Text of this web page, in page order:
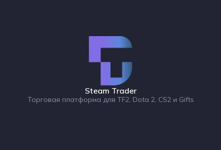
Steam Trader
Торговая платформа для TF2, Dota 2, CS2 и Gifts